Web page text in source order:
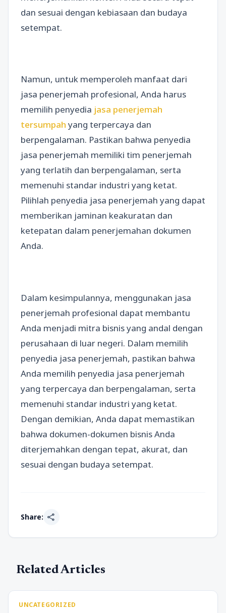
dan sesuai dengan kebiasaan dan budaya
setempat.
Namun, untuk memperoleh manfaat dari
jasa penerjemah profesional, Anda harus
memilih penyedia jasa penerjemah
tersumpah yang terpercaya dan
berpengalaman. Pastikan bahwa penyedia
jasa penerjemah memiliki tim penerjemah
yang terlatih dan berpengalaman, serta
memenuhi standar industri yang ketat.
Pilihlah penyedia jasa penerjemah yang dapat
memberikan jaminan keakuratan dan
ketepatan dalam penerjemahan dokumen
Anda.
Dalam kesimpulannya, menggunakan jasa
penerjemah profesional dapat membantu
Anda menjadi mitra bisnis yang andal dengan
perusahaan di luar negeri. Dalam memilih
penyedia jasa penerjemah, pastikan bahwa
Anda memilih penyedia jasa penerjemah
yang terpercaya dan berpengalaman, serta
memenuhi standar industri yang ketat.
Dengan demikian, Anda dapat memastikan
bahwa dokumen-dokumen bisnis Anda
diterjemahkan dengan tepat, akurat, dan
sesuai dengan budaya setempat.
Share: share
Related Articles
UNCATEGORIZED